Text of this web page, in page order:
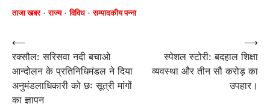
ताजा खबर राज्य विविध सम्पादकीय पन्ना
Post
navigation
⟵
रक्सौल: सरिसवा नदी बचाओ
आन्दोलन के प्रतिनिधिमंडल ने दिया
अनुमंडलाधिकारी को छः सूत्री मांगों
का ज्ञापन
स्पेशल स्टोरी: बदहाल शिक्षा
व्यवस्था और तीन सौ करोड़ का
उपहार।
⟶